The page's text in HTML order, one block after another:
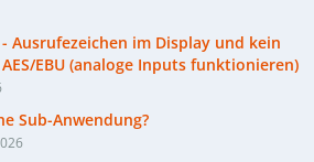
- Ausrufezeichen im Display und kein
EBU (analoge Inputs funktionieren)
Sub-Anwendung?